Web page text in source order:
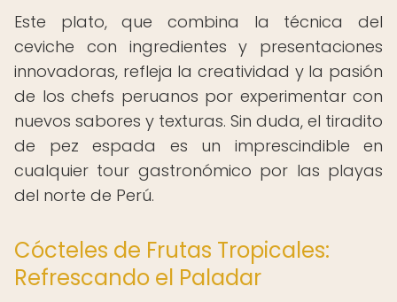
Este plato, que combina la técnica del
ceviche con ingredientes y presentaciones
innovadoras, refleja la creatividad y la pasión
de los chefs peruanos por experimentar con
nuevos sabores y texturas. Sin duda, el tiradito
de pez espada es un imprescindible en
cualquier tour gastronómico por las playas
del norte de Perú.
Cócteles de Frutas Tropicales:
Refrescando el Paladar